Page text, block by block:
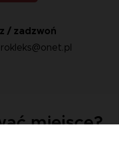
/ zadzwoń
miejsce?